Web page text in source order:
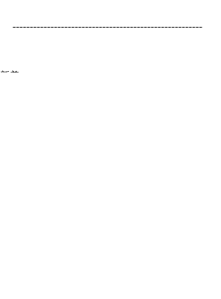
-------------------------------------------------------
新着ニュース